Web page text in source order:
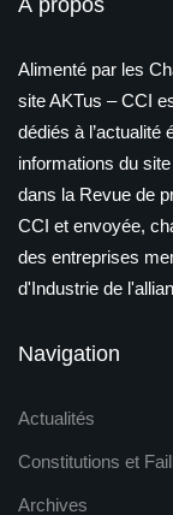
À propos
Alimenté par les
site AKTus – CCI
dédiés à l’actualité
informations du
dans la Revue de
CCI et envoyée,
des entreprises
d'Industrie de
Navigation
Actualités
Constitutions et
Archives